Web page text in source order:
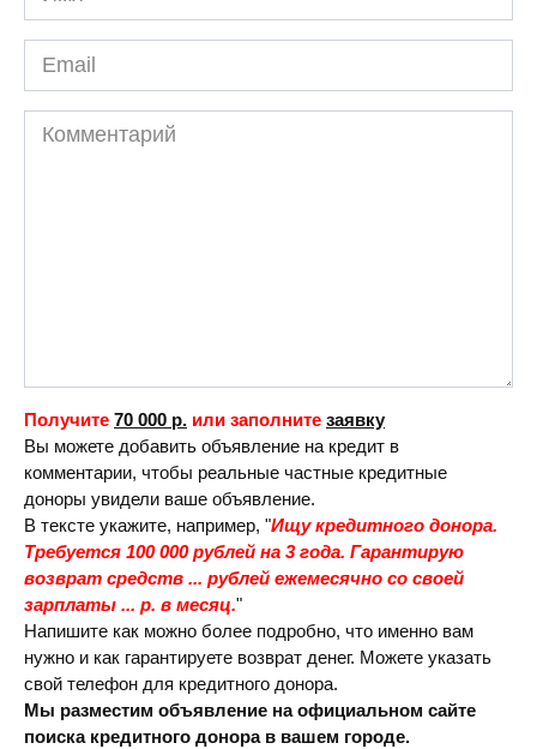
*
Email
*
Комментарий
Получите 70 000 р. или заполните заявку
Вы можете добавить объявление на кредит в
комментарии, чтобы реальные частные кредитные
доноры увидели ваше объявление.
В тексте укажите, например, "Ищу кредитного донора.
Требуется 100 000 рублей на 3 года. Гарантирую
возврат средств ... рублей ежемесячно со своей
зарплаты ... р. в месяц."
Напишите как можно более подробно, что именно вам
нужно и как гарантируете возврат денег. Можете указать
свой телефон для кредитного донора.
Мы разместим объявление на официальном сайте
поиска кредитного донора в вашем городе.